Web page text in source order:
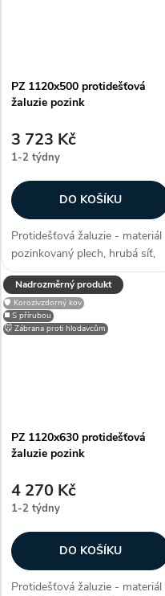
PZ 1120x500 protidešťová
žaluzie pozink
3 723 Kč
1-2 týdny
DO KOŠÍKU
Protidešťová žaluzie - materiál
pozinkovaný plech, hrubá síť,
efektivní plocha sef 0,3275 m²,
snadno přizpůsobitelné díky
možnosti lakování RAL, zakryje
stavební otvory, užívané...
Nadrozměrný produkt
◼️ S přírubou
🛡️ Korozivzdorný kov
🐭 Zábrana proti hlodavcům
PZ 1120x630 protidešťová
žaluzie pozink
4 270 Kč
1-2 týdny
DO KOŠÍKU
Protidešťová žaluzie - materiál